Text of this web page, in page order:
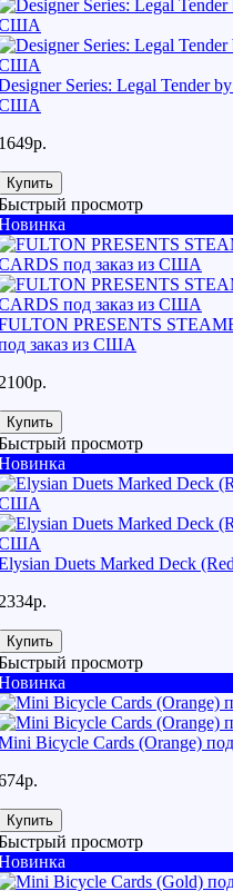
Series: Legal Tender
Купить
просмотр
PRESENTS
заказ из США
Купить
просмотр
Duets Marked Deck
Купить
просмотр
Bicycle Cards (Orange)
Купить
просмотр